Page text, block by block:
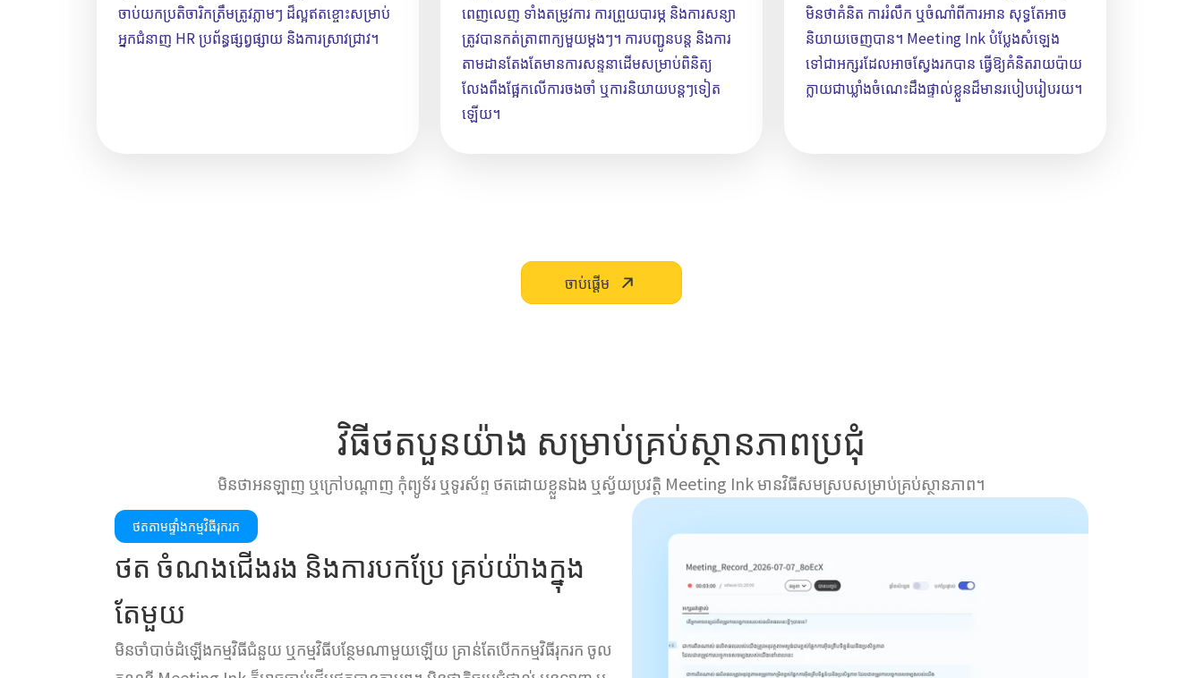
ចាប់យកប្រតិចារិកត្រឹមត្រូវភ្លាមៗ ដ៏ល្អឥតខ្ចោះសម្រាប់
អ្នកជំនាញ HR ប្រព័ន្ធផ្សព្វផ្សាយ និងការស្រាវជ្រាវ។
ពេញលេញ ទាំងតម្រូវការ ការព្រួយបារម្ភ និងការសន្យា
ត្រូវបានកត់ត្រាពាក្យមួយម្តងៗ។ ការបញ្ជូនបន្ត និងការ
តាមដានតែងតែមានការសន្ទនាដើមសម្រាប់ពិនិត្យ
លែងពឹងផ្អែកលើការចងចាំ ឬការនិយាយបន្តៗទៀត
ឡើយ។
មិនថាគំនិត ការរំលឹក ឬចំណាំពីការអាន សុទ្ធតែអាច
និយាយចេញបាន។ Meeting Ink បំប្លែងសំឡេង
ទៅជាអក្សរដែលអាចស្វែងរកបាន ធ្វើឱ្យគំនិតរាយប៉ាយ
ក្លាយជាឃ្លាំងចំណេះដឹងផ្ទាល់ខ្លួនដ៏មានរបៀបរៀបរយ។
ចាប់ផ្ដើម
វិធីថតបួនយ៉ាង សម្រាប់គ្រប់ស្ថានភាពប្រជុំ
មិនថាអនឡាញ ឬក្រៅបណ្តាញ កុំព្យូទ័រ ឬទូរស័ព្ទ ថតដោយខ្លួនឯង ឬស្វ័យប្រវត្តិ Meeting Ink មានវិធីសមស្របសម្រាប់គ្រប់ស្ថានភាព។
ថតតាមផ្ទាំងកម្មវិធីរុករក
ថត ចំណងជើងរង និងការបកប្រែ គ្រប់យ៉ាងក្នុង
តែមួយ
មិនចាំបាច់ដំឡើងកម្មវិធីជំនួយ ឬកម្មវិធីបន្ថែមណាមួយឡើយ គ្រាន់តែបើកកម្មវិធីរុករក ចូល